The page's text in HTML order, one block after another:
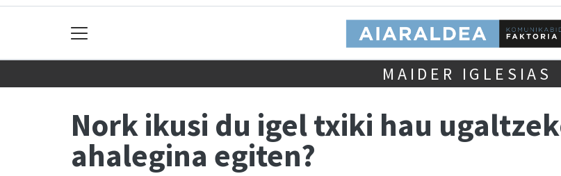
MAIDER IGLESIAS
Nork ikusi du igel txiki hau
ahalegina egiten?